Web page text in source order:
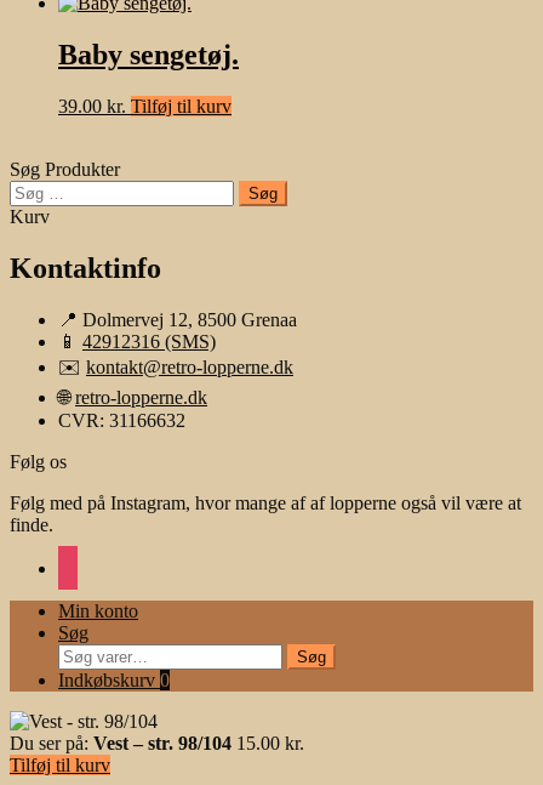
Baby sengetøj.
39.00 kr. Tilføj til kurv
Søg Produkter
Søg
efter:
Kurv
Kontaktinfo
📍 Dolmervej 12, 8500 Grenaa
📱 42912316 (SMS)
✉️ kontakt@retro-lopperne.dk
🌐retro-lopperne.dk
CVR: 31166632
Følg os
Følg med på Instagram, hvor mange af af lopperne også vil være at
finde.
Min konto
Søg
Søg
efter:
Søg
Indkøbskurv 0
Du ser på: Vest – str. 98/104 15.00 kr.
Tilføj til kurv